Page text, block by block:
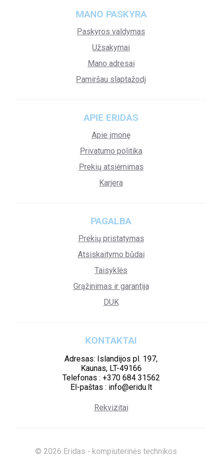
MANO PASKYRA
Paskyros valdymas
Užsakymai
Mano adresai
Pamiršau slaptažodį
APIE ERIDAS
Apie įmonę
Privatumo politika
Prekių atsiėmimas
Karjera
PAGALBA
Prekių pristatymas
Atsiskaitymo būdai
Taisyklės
Grąžinimas ir garantija
DUK
KONTAKTAI
Adresas: Islandijos pl. 197,
Kaunas, LT-49166
Telefonas : +370 684 31562
El-paštas : info@eridu.lt
Rekvizitai
© 2026 Eridas - kompiuterinės technikos